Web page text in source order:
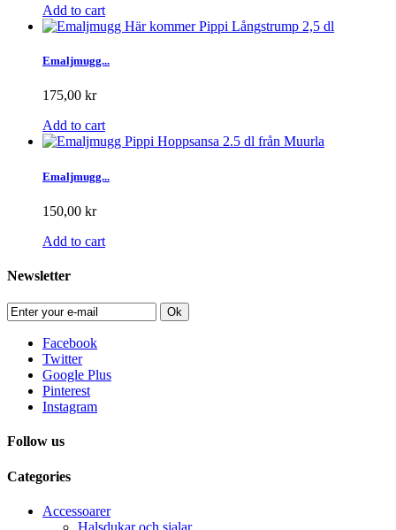
Add to cart
Emaljmugg...
175,00 kr
Add to cart
Emaljmugg...
150,00 kr
Add to cart
Newsletter
Ok
Facebook
Twitter
Google Plus
Pinterest
Instagram
Follow us
Categories
Accessoarer
Halsdukar och sjalar